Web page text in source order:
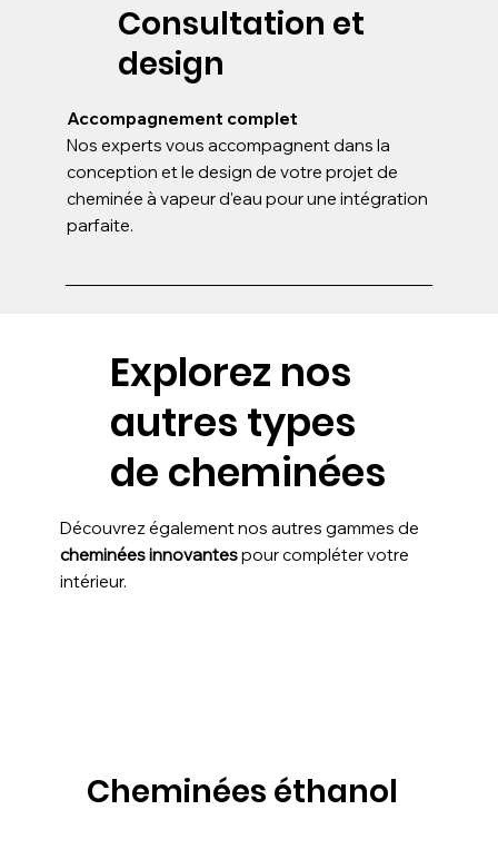
Consultation et
design
Accompagnement complet
Nos experts vous accompagnent dans la
conception et le design de votre projet de
cheminée à vapeur d'eau pour une intégration
parfaite.
Explorez nos
autres types
de cheminées
Découvrez également nos autres gammes de
cheminées innovantespour compléter votre
intérieur.
Cheminées éthanol